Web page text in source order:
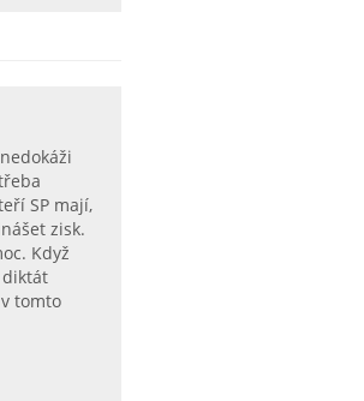
SP mají,
zisk.
Když
tomto